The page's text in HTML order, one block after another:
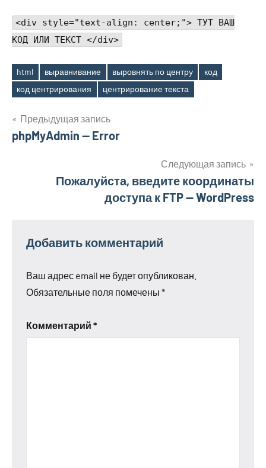
<div style="text-align: center;"> ТУТ ВАШ
КОД ИЛИ ТЕКСТ </div>
Метки
html выравнивание выровнять по центру
код
код центрирования
центрирование текста
Навигация
по
Предыдущая запись
phpMyAdmin — Error
Следующая запись
Пожалуйста, введите координаты
доступа к FTP — WordPress
Добавить комментарий
Ваш адрес email не будет опубликован.
Обязательные поля помечены *
Комментарий *